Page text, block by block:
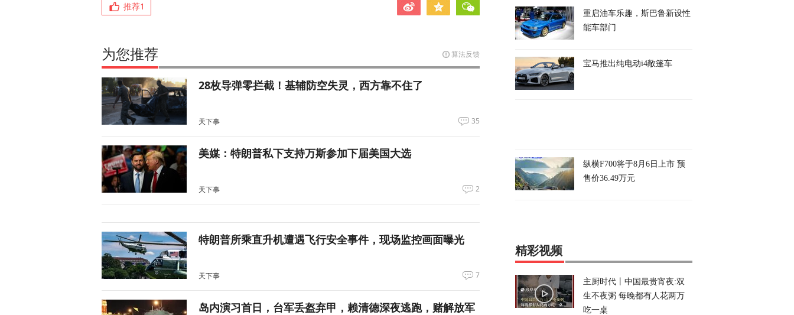
推荐1
为您推荐 算法反馈
28枚导弹零拦截！基辅防空失灵，西方靠不住了
天下事 35
美媒：特朗普私下支持万斯参加下届美国大选
天下事 2
特朗普所乘直升机遭遇飞行安全事件，现场监控画面曝光
天下事 7
岛内演习首日，台军丢盔弃甲，赖清德深夜逃跑，赌解放军
重启油车乐趣，斯巴鲁新设性
能车部门
宝马推出纯电动i4敞篷车
纵横F700将于8月6日上市 预
售价36.49万元
精彩视频
主厨时代丨中国最贵宵夜:双
生不夜粥 每晚都有人花两万
吃一桌